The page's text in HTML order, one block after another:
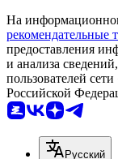
На
рекомендательные
предоставления
и анализа
пользователей
Российской
Русский